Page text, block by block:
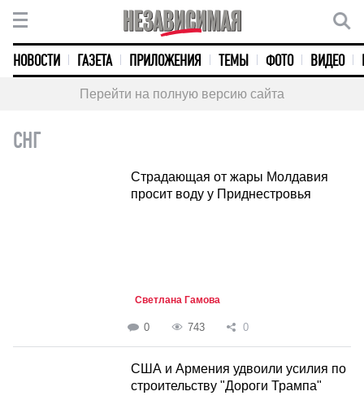
НОВОСТИ ГАЗЕТА ПРИЛОЖЕНИЯ ТЕМЫ ФОТО ВИДЕО
Перейти на полную версию сайта
СНГ
Страдающая от жары Молдавия
просит воду у Приднестровья
Светлана Гамова
0 743 0
США и Армения удвоили усилия по
строительству "Дороги Трампа"